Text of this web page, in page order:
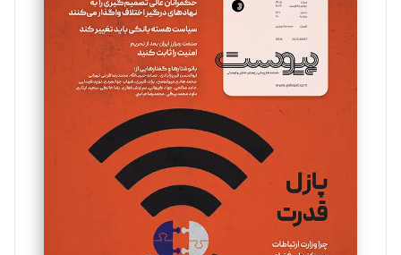
سروش کرمیان
تحریریه
مینا پاکدل
یسنا امان‌پور
تحریریه